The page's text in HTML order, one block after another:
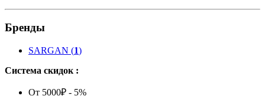
Бренды
SARGAN (1)
Система скидок :
От 5000₽ - 5%